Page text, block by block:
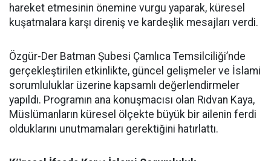
hareket etmesinin önemine vurgu yaparak, küresel
kuşatmalara karşı direniş ve kardeşlik mesajları verdi.
Özgür-Der Batman Şubesi Çamlıca Temsilciliği’nde
gerçekleştirilen etkinlikte, güncel gelişmeler ve İslami
sorumluluklar üzerine kapsamlı değerlendirmeler
yapıldı. Programın ana konuşmacısı olan Rıdvan Kaya,
Müslümanların küresel ölçekte büyük bir ailenin ferdi
olduklarını unutmamaları gerektiğini hatırlattı.